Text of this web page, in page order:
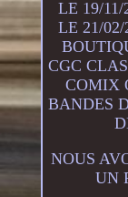
LE 19/
LE 21/
CGC
COMIX
BANDES
NOUS
UN